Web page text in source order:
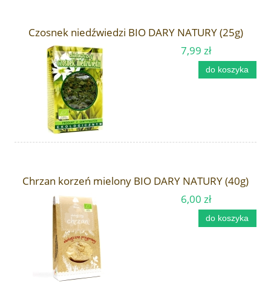
Czosnek niedźwiedzi BIO DARY NATURY (25g)
7,99 zł
do koszyka
Chrzan korzeń mielony BIO DARY NATURY (40g)
6,00 zł
do koszyka